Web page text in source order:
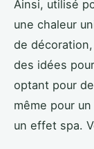
Ainsi, utilisé
une chaleur
de
des idées
optant pour
même pour
un effet spa.